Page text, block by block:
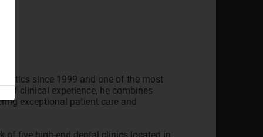
since 1999 and one of the most
of clinical experience, he combines
exceptional patient care and